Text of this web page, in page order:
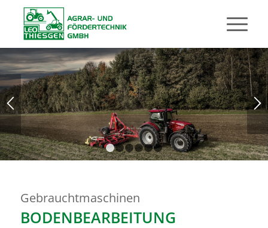
1 2 3 4 5 6
Gebrauchtmaschinen
BODENBEARBEITUNG